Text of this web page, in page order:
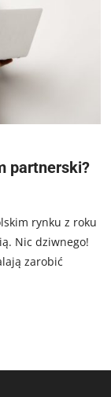
partnerski?
rynku z roku
Nic dziwnego!
zarobić